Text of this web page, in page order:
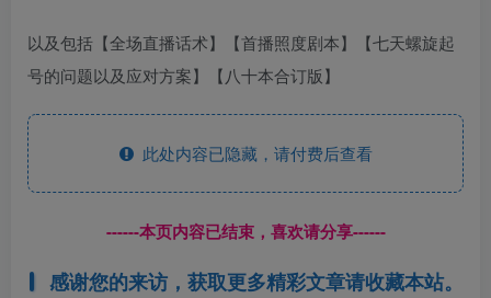
以及包括【全场直播话术】【首播照度剧本】【七天螺旋起
号的问题以及应对方案】【八十本合订版】
此处内容已隐藏，请付费后查看
------本页内容已结束，喜欢请分享------
感谢您的来访，获取更多精彩文章请收藏本站。